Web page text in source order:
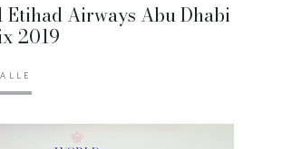
Etihad Airways Abu Dhabi
2019